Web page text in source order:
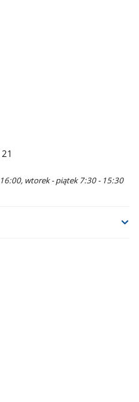
wtorek - piątek 7:30 - 15:30